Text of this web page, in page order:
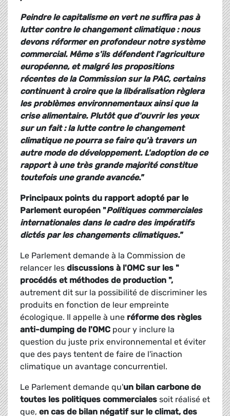
Peindre le capitalisme en vert ne suffira pas à
lutter contre le changement climatique : nous
devons réformer en profondeur notre système
commercial. Même s'ils défendent l'agriculture
européenne, et malgré les propositions
récentes de la Commission sur la PAC, certains
continuent à croire que la libéralisation règlera
les problèmes environnementaux ainsi que la
crise alimentaire. Plutôt que d'ouvrir les yeux
sur un fait : la lutte contre le changement
climatique ne pourra se faire qu'à travers un
autre mode de développement. L'adoption de ce
rapport à une très grande majorité constitue
toutefois une grande avancée."
Principaux points du rapport adopté par le
Parlement européen "Politiques commerciales
internationales dans le cadre des impératifs
dictés par les changements climatiques."
Le Parlement demande à la Commission de
relancer les discussions à l'OMC sur les "
procédés et méthodes de production ",
autrement dit sur la possibilité de discriminer les
produits en fonction de leur empreinte
écologique. Il appelle à une réforme des règles
anti-dumping de l'OMC pour y inclure la
question du juste prix environnemental et éviter
que des pays tentent de faire de l'inaction
climatique un avantage concurrentiel.
Le Parlement demande qu'un bilan carbone de
toutes les politiques commerciales soit réalisé et
que, en cas de bilan négatif sur le climat, des